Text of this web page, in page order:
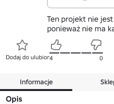
Ten projekt nie
ponieważ nie ma
Dodaj do ulubionych
4 0
Informacje
Opis